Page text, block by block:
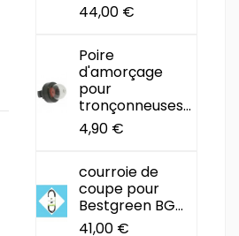
44,00 €
Poire
d'amorçage
pour
tronçonneuses...
4,90 €
courroie de
coupe pour
Bestgreen BG...
41,00 €